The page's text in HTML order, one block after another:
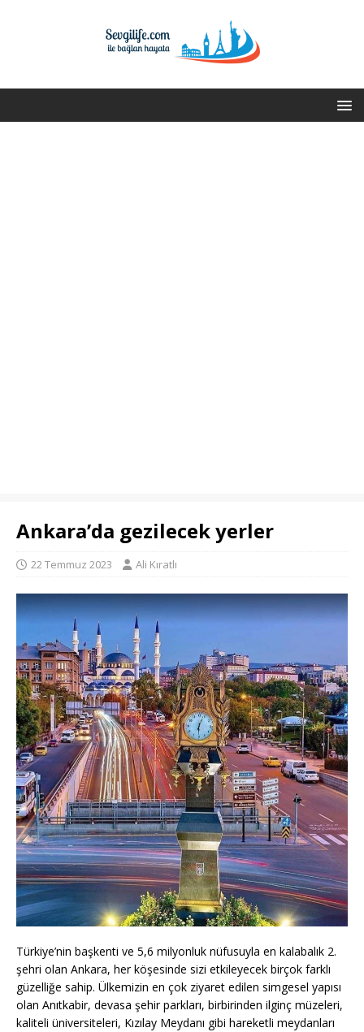
Ankara’da gezilecek yerler
22 Temmuz 2023 Ali Kıratlı
Türkiye’nin başkenti ve 5,6 milyonluk nüfusuyla en kalabalık 2.
şehri olan Ankara, her köşesinde sizi etkileyecek birçok farklı
güzelliğe sahip. Ülkemizin en çok ziyaret edilen simgesel yapısı
olan Anıtkabir, devasa şehir parkları, birbirinden ilginç müzeleri,
kaliteli üniversiteleri, Kızılay Meydanı gibi hareketli meydanları